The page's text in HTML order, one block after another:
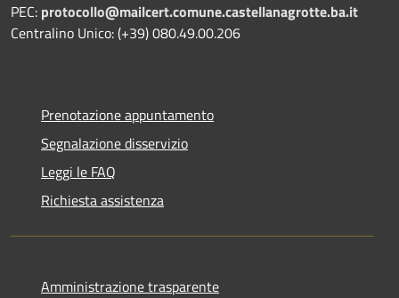
PEC: protocollo@mailcert.comune.castellanagrotte.ba.it
Centralino Unico: (+39) 080.49.00.206
Prenotazione appuntamento
Segnalazione disservizio
Leggi le FAQ
Richiesta assistenza
Amministrazione trasparente